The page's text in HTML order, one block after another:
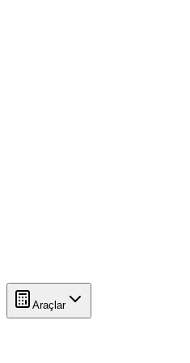
Araçlar